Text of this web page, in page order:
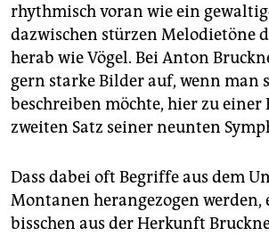
genossenschaft
epaper login
rhythmisch voran wie ein
dazwischen stürzen Melodietöne
herab wie Vögel. Bei Anton
gern starke Bilder auf, wenn man
beschreiben möchte, hier zu einer
zweiten Satz seiner neunten
Dass dabei oft Begriffe aus dem
Montanen herangezogen
bisschen aus der Herkunft